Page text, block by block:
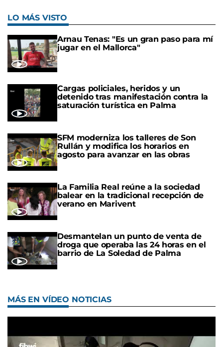
LO MÁS VISTO
Arnau Tenas: "Es un gran paso para mí
jugar en el Mallorca"
Cargas policiales, heridos y un
detenido tras manifestación contra la
saturación turística en Palma
SFM moderniza los talleres de Son
Rullán y modifica los horarios en
agosto para avanzar en las obras
La Familia Real reúne a la sociedad
balear en la tradicional recepción de
verano en Marivent
Desmantelan un punto de venta de
droga que operaba las 24 horas en el
barrio de La Soledad de Palma
MÁS EN VÍDEO NOTICIAS